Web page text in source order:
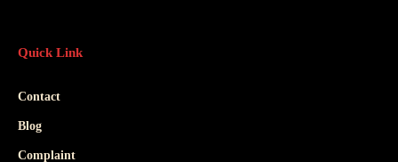
Quick Link
Contact
Blog
Complaint